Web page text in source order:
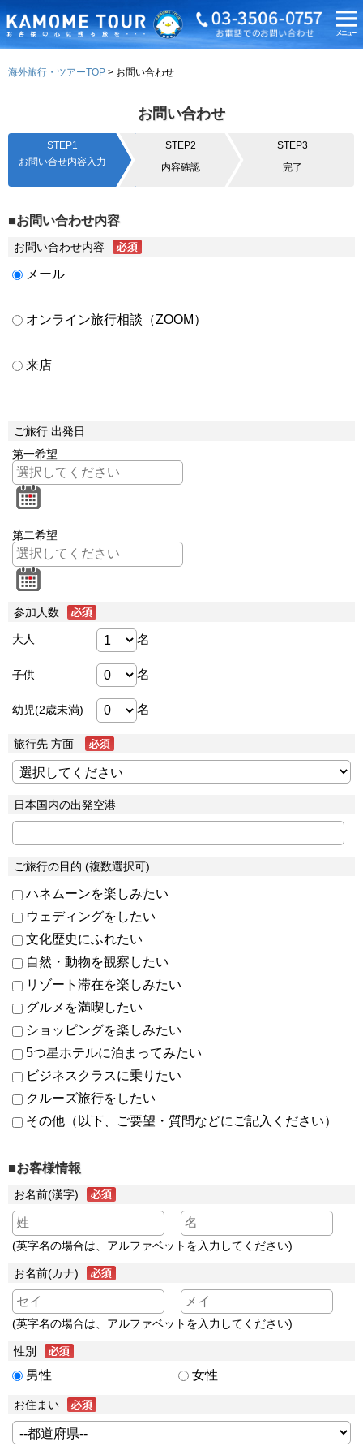
海外旅行・ツアーTOP お問い合わせ
お問い合わせ
STEP1
お問い合せ内容入力
STEP2
内容確認
STEP3
完了
■お問い合わせ内容
お問い合わせ内容
メール
オンライン旅行相談（ZOOM）
来店
ご旅行 出発日
第一希望
第二希望
参加人数
大人 名
子供 名
幼児(2歳未満) 名
旅行先 方面
日本国内の出発空港
ご旅行の目的 (複数選択可)
ハネムーンを楽しみたい
ウェディングをしたい
文化歴史にふれたい
自然・動物を観察したい
リゾート滞在を楽しみたい
グルメを満喫したい
ショッピングを楽しみたい
5つ星ホテルに泊まってみたい
ビジネスクラスに乗りたい
クルーズ旅行をしたい
その他（以下、ご要望・質問などにご記入ください）
■お客様情報
お名前(漢字)
(英字名の場合は、アルファベットを入力してください)
お名前(カナ)
(英字名の場合は、アルファベットを入力してください)
性別
男性 女性
お住まい